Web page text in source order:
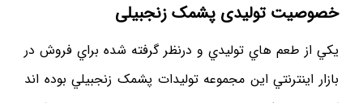
خصوصيت توليدی پشمک زنجبیلی
يکي از طعم هاي توليدي و درنظر گرفته شده براي فروش در
بازار اينترنتي اين مجموعه توليدات پشمک زنجبيلي بوده اند